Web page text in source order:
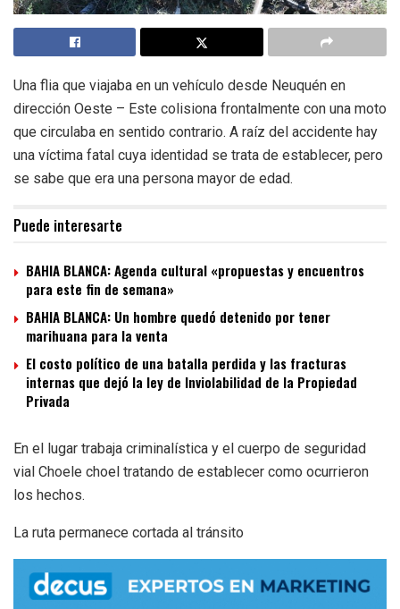
Una flia que viajaba en un vehículo desde Neuquén en
dirección Oeste – Este colisiona frontalmente con una moto
que circulaba en sentido contrario. A raíz del accidente hay
una víctima fatal cuya identidad se trata de establecer, pero
se sabe que era una persona mayor de edad.
Puede interesarte
BAHIA BLANCA: Agenda cultural «propuestas y encuentros
para este fin de semana»
BAHIA BLANCA: Un hombre quedó detenido por tener
marihuana para la venta
El costo político de una batalla perdida y las fracturas
internas que dejó la ley de Inviolabilidad de la Propiedad
Privada
En el lugar trabaja criminalística y el cuerpo de seguridad
vial Choele choel tratando de establecer como ocurrieron
los hechos.
La ruta permanece cortada al tránsito